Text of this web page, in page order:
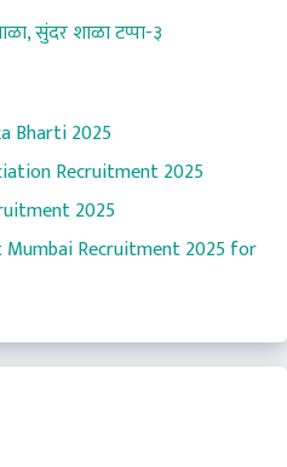
सुंदर शाळा टप्पा-३
Bharti 2025
Recruitment 2025
2025
Mumbai Recruitment 2025 for